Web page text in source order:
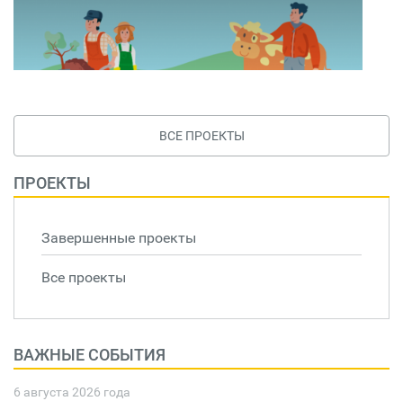
ВСЕ ПРОЕКТЫ
ПРОЕКТЫ
Завершенные проекты
Все проекты
ВАЖНЫЕ СОБЫТИЯ
6 августа 2026 года